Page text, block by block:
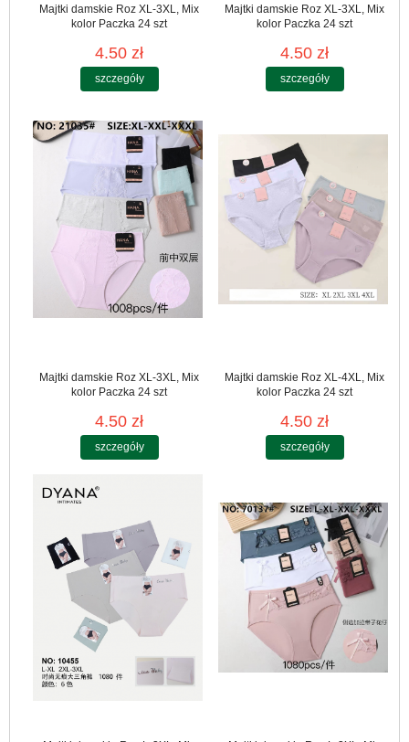
Majtki damskie Roz XL-3XL, Mix
kolor Paczka 24 szt
4.50 zł
szczegóły
Majtki damskie Roz XL-3XL, Mix
kolor Paczka 24 szt
4.50 zł
szczegóły
Majtki damskie Roz XL-3XL, Mix
kolor Paczka 24 szt
4.50 zł
szczegóły
Majtki damskie Roz XL-4XL, Mix
kolor Paczka 24 szt
4.50 zł
szczegóły